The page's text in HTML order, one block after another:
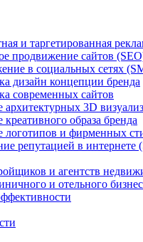
и таргетированная
продвижение сайтов
в социальных сетях
дизайн концепции бренда
современных сайтов
архитектурных 3D
креативного образа бренда
логотипов и фирменных
репутацией в интернете
и агентств
и отельного